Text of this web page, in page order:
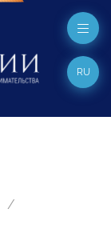
RU